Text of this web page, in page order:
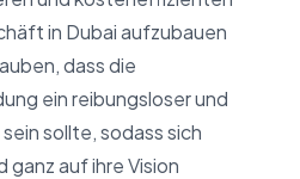
in Dubai aufzubauen
dass die
ein reibungsloser und
sollte, sodass sich
ganz auf ihre Vision